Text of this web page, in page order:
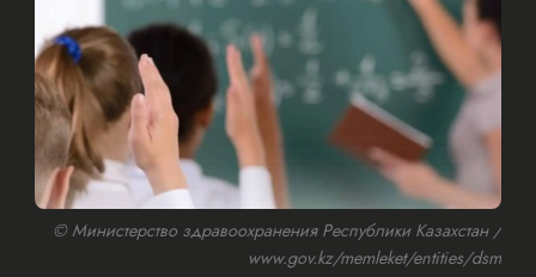
© Министерство здравоохранения Республики Казахстан /
www.gov.kz/memleket/entities/dsm